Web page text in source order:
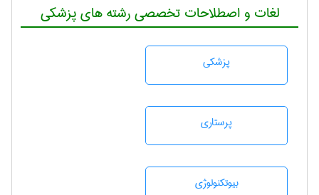
لغات و اصطلاحات تخصصی رشته های پزشکی
پزشكی
پرستاری
بيوتكنولوژی